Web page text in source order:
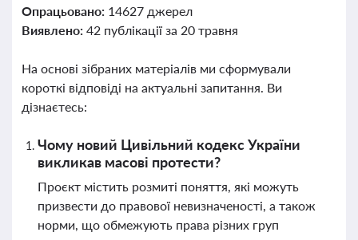
Опрацьовано: 14627 джерел
Виявлено: 42 публікації за 20 травня
На основі зібраних матеріалів ми сформували
короткі відповіді на актуальні запитання. Ви
дізнаєтесь:
Чому новий Цивільний кодекс України
викликав масові протести?
Проєкт містить розмиті поняття, які можуть
призвести до правової невизначеності, а також
норми, що обмежують права різних груп